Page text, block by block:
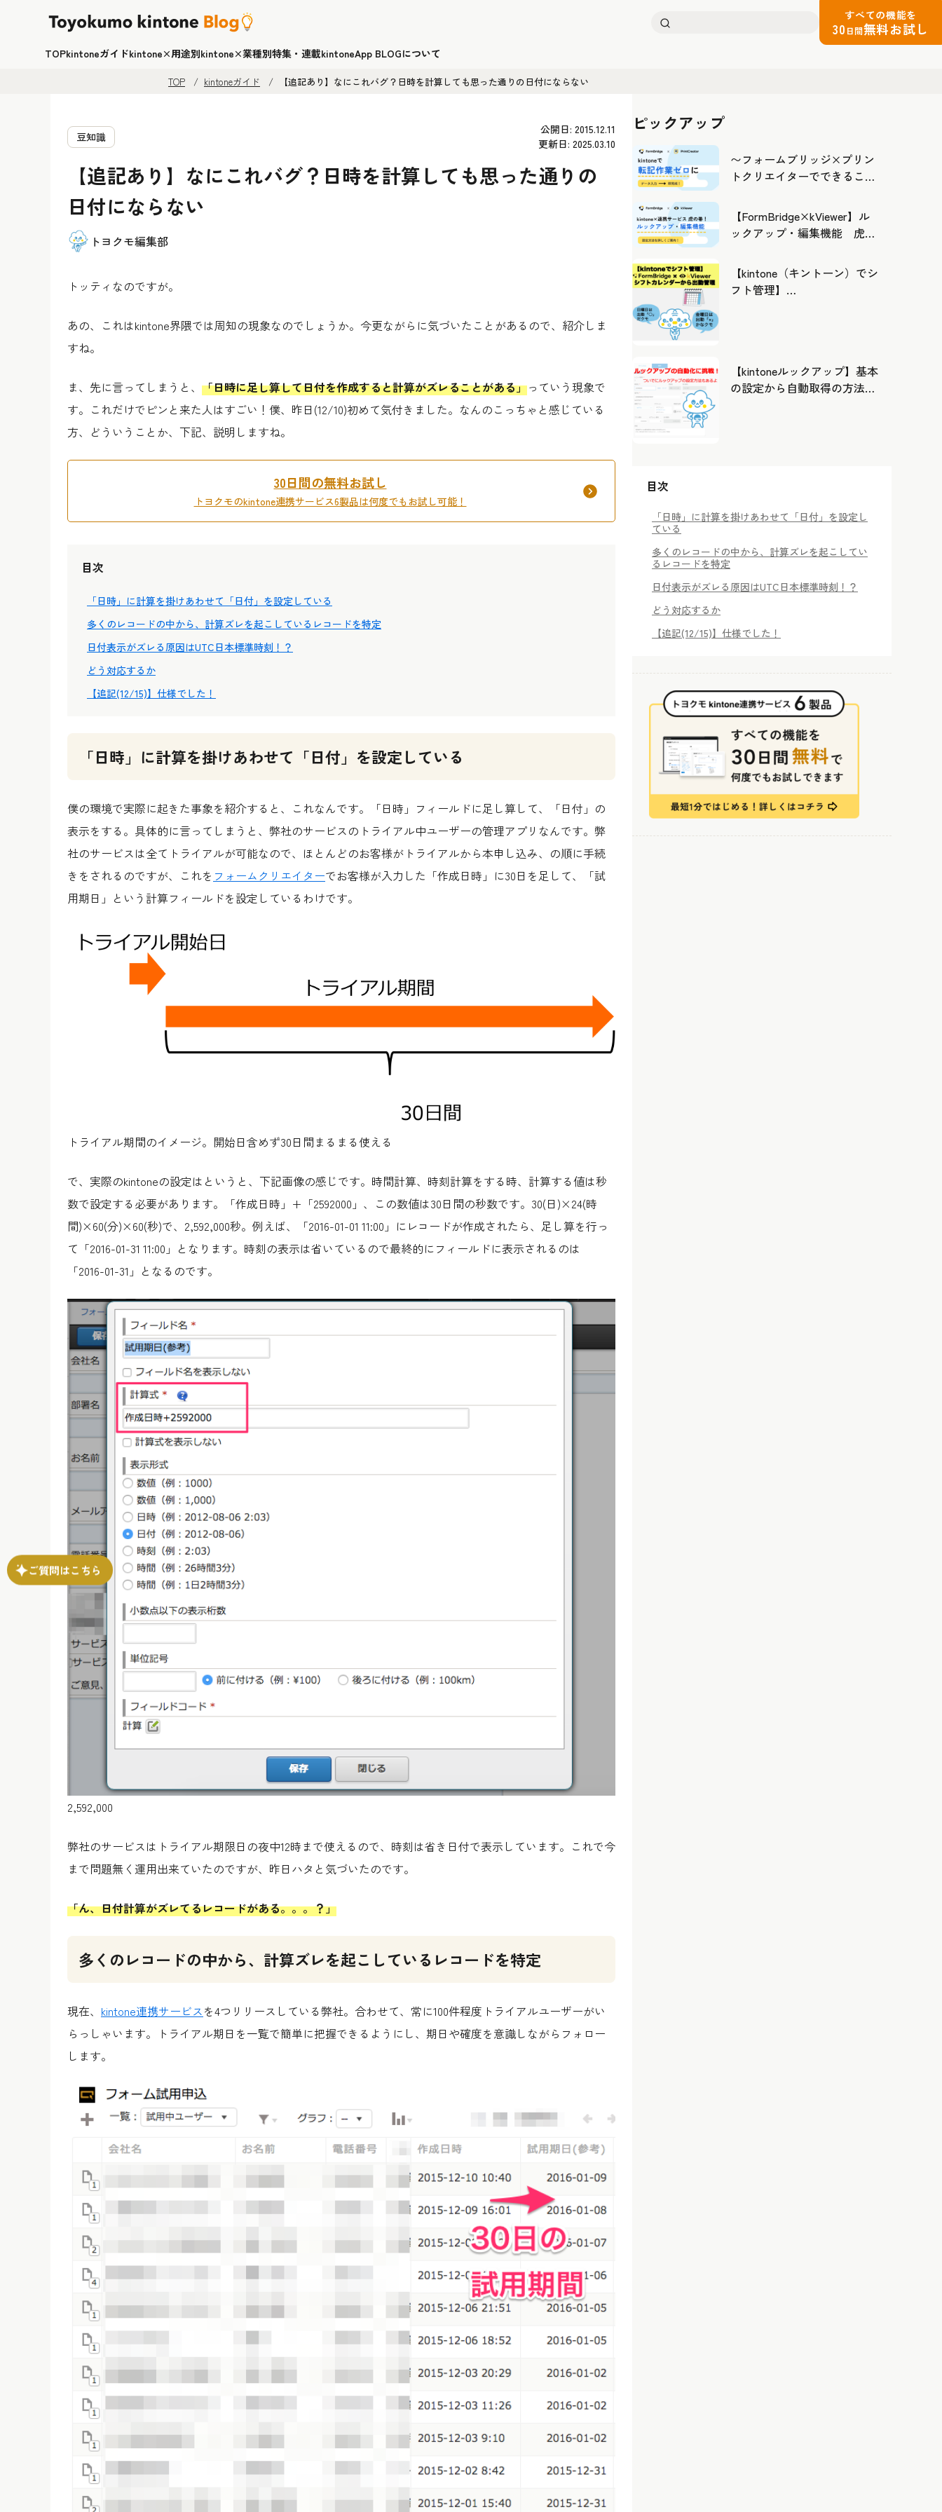
検
すべての機能を
30 日間無料お試し
TOPkintoneガイドkintone×用途別kintone×業種別特集・連載kintoneApp BLOGについて
TOP kintoneガイド 【追記あり】なにこれバグ？日時を計算しても思った通りの日付にならない
豆知識
公開日: 2015.12.11
更新日: 2025.03.10
【追記あり】なにこれバグ？日時を計算しても思った通りの
日付にならない
トヨクモ編集部
トッティなのですが。
あの、これはkintone界隈では周知の現象なのでしょうか。今更ながらに気づいたことがあるので、紹介しま
すね。
ま、先に言ってしまうと、 「日時に足し算して日付を作成すると計算がズレることがある」っていう現象で
す。これだけでピンと来た人はすごい！僕、昨日(12/10)初めて気付きました。なんのこっちゃと感じている
方、どういうことか、下記、説明しますね。
30日間の無料お試し
トヨクモのkintone連携サービス6製品は何度でもお試し可能！
目次
「日時」に計算を掛けあわせて「日付」を設定している
多くのレコードの中から、計算ズレを起こしているレコードを特定
日付表示がズレる原因はUTC日本標準時刻！？
どう対応するか
【追記(12/15)】仕様でした！
「日時」に計算を掛けあわせて「日付」を設定している
僕の環境で実際に起きた事象を紹介すると、これなんです。「日時」フィールドに足し算して、「日付」の
表示をする。具体的に言ってしまうと、弊社のサービスのトライアル中ユーザーの管理アプリなんです。弊
社のサービスは全てトライアルが可能なので、ほとんどのお客様がトライアルから本申し込み、の順に手続
きをされるのですが、これを フォームクリエイターでお客様が入力した「作成日時」に30日を足して、「試
用期日」という計算フィールドを設定しているわけです。
トライアル期間のイメージ。開始日含めず30日間まるまる使える
で、実際のkintoneの設定はというと、下記画像の感じです。時間計算、時刻計算をする時、計算する値は秒
数で設定する必要があります。「作成日時」+「2592000」、この数値は30日間の秒数です。30(日)×24(時
間)×60(分)×60(秒)で、2,592,000秒。例えば、「2016-01-01 11:00」にレコードが作成されたら、足し算を行っ
て「2016-01-31 11:00」となります。時刻の表示は省いているので最終的にフィールドに表示されるのは
「2016-01-31」となるのです。
2,592,000
弊社のサービスはトライアル期限日の夜中12時まで使えるので、時刻は省き日付で表示しています。これで今
まで問題無く運用出来ていたのですが、昨日ハタと気づいたのです。
「ん、日付計算がズレてるレコードがある。。。？」
多くのレコードの中から、計算ズレを起こしているレコードを特定
現在、 kintone連携サービスを4つリリースしている弊社。合わせて、常に100件程度トライアルユーザーがい
らっしゃいます。トライアル期日を一覧で簡単に把握できるようにし、期日や確度を意識しながらフォロー
します。
ピックアップ
〜フォームブリッジ×プリン
トクリエイターでできるこ
よう
【FormBridge×kViewer】ル
ックアップ・編集機能 虎の
【kintone（キントーン）でシ
フト管理】
【kintoneルックアップ】基本
の設定から自動取得の方法ま
目次
「日時」に計算を掛けあわせて「日付」を設定し
ている
多くのレコードの中から、計算ズレを起こしてい
るレコードを特定
日付表示がズレる原因はUTC日本標準時刻！？
どう対応するか
【追記(12/15)】仕様でした！
ご質問はこちら